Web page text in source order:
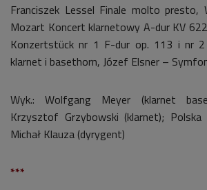
Franciszek Lessel Finale molto presto,
Mozart Koncert klarnetowy A-dur KV
Konzertstück nr 1 F-dur op. 113 i nr
klarnet i basethorn, Józef Elsner –
Wyk.:
Wolfgang Meyer (klarnet
Krzysztof Grzybowski (klarnet); Polska
Michał Klauza (dyrygent)
***